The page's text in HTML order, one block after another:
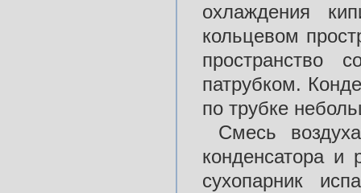
охлаждения
кольцевом
пространство
патрубком.
по трубке
Смесь
конденсатора и
сухопарник